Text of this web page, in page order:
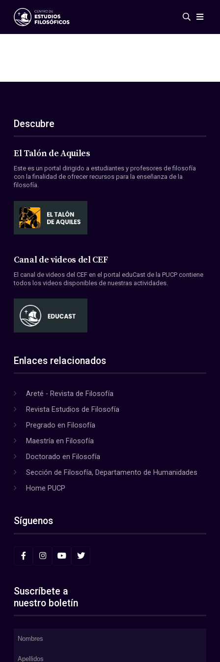
Eventos
ES
EN
Acerca de nosotros
Miembros
Convenios
Descubre
El Talón de Aquiles
Este es un portal dirigido a estudiantes y profesores de filosofía
con la finalidad de ofrecer recursos para la enseñanza de la
filosofía.
Canal de videos del CEF
El canal de videos del CEF en el portal eduCast de la PUCP contiene
todos los videos disponibles de nuestras actividades.
Enlaces relacionados
Areté - Revista de Filosofía
Revista Estudios de Filosofía
Pregrado en Filosofía
Maestría en Filosofía
Doctorado en Filosofía
Sección de Filosofía, Departamento de Humanidades
Home PUCP
Síguenos
Suscríbete a
nuestro boletín